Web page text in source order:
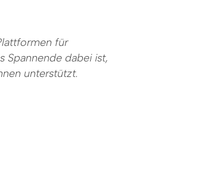
für
Spannende dabei ist,
unterstützt.